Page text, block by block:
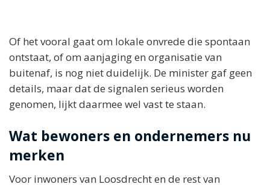
Of het vooral gaat om lokale onvrede die spontaan
ontstaat, of om aanjaging en organisatie van
buitenaf, is nog niet duidelijk. De minister gaf geen
details, maar dat de signalen serieus worden
genomen, lijkt daarmee wel vast te staan.
Wat bewoners en ondernemers nu
merken
Voor inwoners van Loosdrecht en de rest van